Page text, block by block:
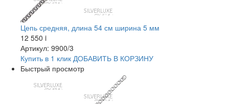
Цепь средняя, длина 54 см ширина 5 мм
12 550 i
Артикул: 9900/3
Купить в 1 клик ДОБАВИТЬ В КОРЗИНУ
Быстрый просмотр